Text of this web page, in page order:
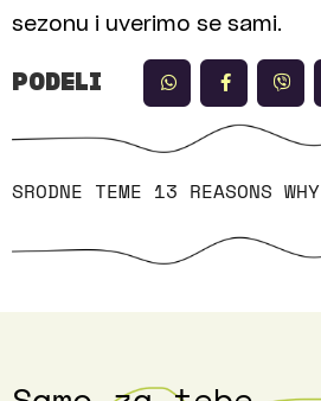
sezonu i uverimo se sami.
PODELI
SRODNE TEME 13 REASONS WHY